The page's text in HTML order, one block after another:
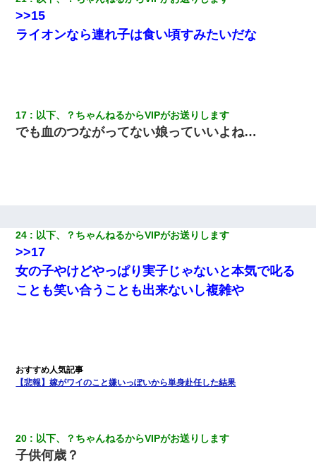
>>15
ライオンなら連れ子は食い頃すみたいだな
17 以下、？ちゃんねるからVIPがお送りします
でも血のつながってない娘っていいよね…
24 以下、？ちゃんねるからVIPがお送りします
>>17
女の子やけどやっぱり実子じゃないと本気で叱る
ことも笑い合うことも出来ないし複雑や
【悲報】嫁がワイのこと嫌いっぽいから単身赴任した結果
20 以下、？ちゃんねるからVIPがお送りします
子供何歳？